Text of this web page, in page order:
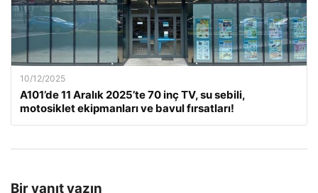
10/12/2025
A101’de 11 Aralık 2025’te 70 inç TV, su sebili,
motosiklet ekipmanları ve bavul fırsatları!
Bir yanıt yazın